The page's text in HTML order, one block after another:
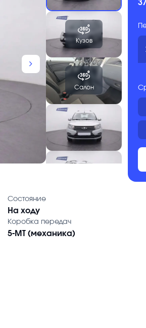
chevron_forward
Кузов
Салон
Состояние
На ходу
Коробка передач
5-MT (механика)